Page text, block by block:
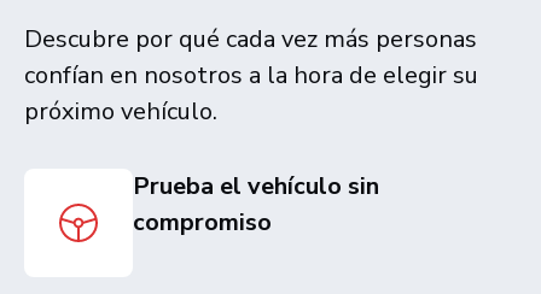
Descubre por qué cada vez más personas
confían en nosotros a la hora de elegir su
próximo vehículo.
Prueba el vehículo sin
compromiso